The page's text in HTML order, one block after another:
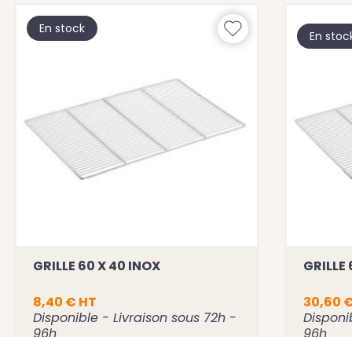
GRILLE 60 X 40 INOX
8,40 € HT
Disponible - Livraison sous 72h -
96h
En stock
30,60
96h
En